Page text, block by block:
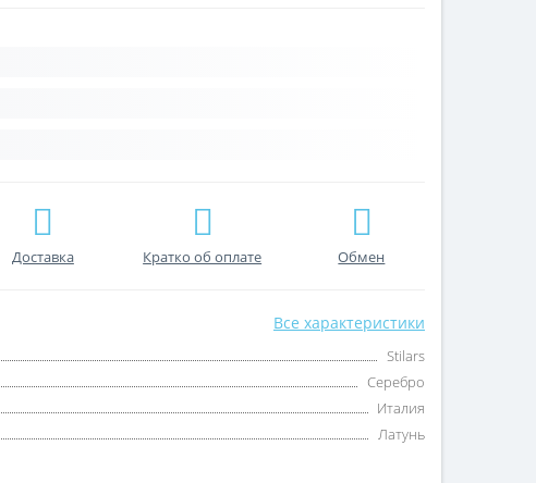
Доставка Кратко об оплате Обмен
Все характеристики
Stilars
Серебро
Италия
Латунь